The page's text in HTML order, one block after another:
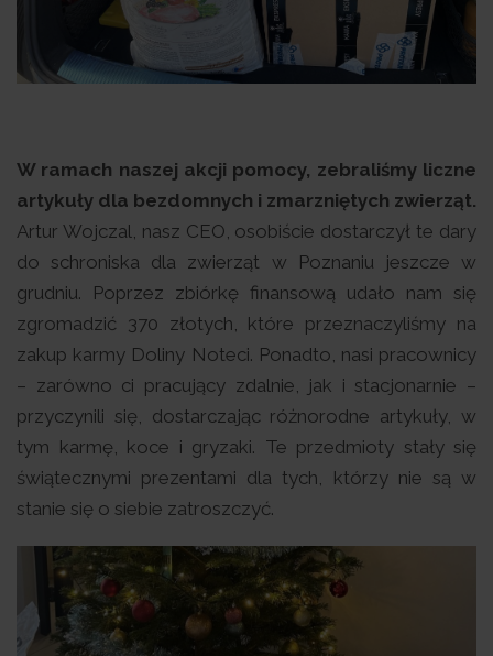
W ramach naszej akcji pomocy, zebraliśmy liczne
artykuły dla bezdomnych i zmarzniętych zwierząt.
Artur Wojczal, nasz CEO, osobiście dostarczył te dary
do schroniska dla zwierząt w Poznaniu jeszcze w
grudniu. Poprzez zbiórkę finansową udało nam się
zgromadzić 370 złotych, które przeznaczyliśmy na
zakup karmy Doliny Noteci. Ponadto, nasi pracownicy
– zarówno ci pracujący zdalnie, jak i stacjonarnie –
przyczynili się, dostarczając różnorodne artykuły, w
tym karmę, koce i gryzaki. Te przedmioty stały się
świątecznymi prezentami dla tych, którzy nie są w
stanie się o siebie zatroszczyć.